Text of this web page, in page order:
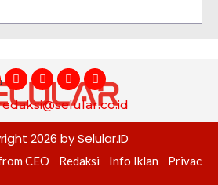
2026 by Selular.ID
CEO Redaksi Info Iklan Privacy